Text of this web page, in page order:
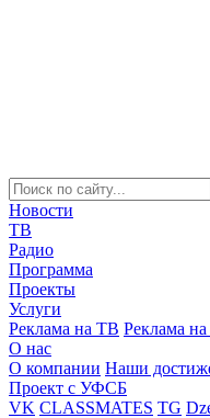
Новости
ТВ
Радио
Программа
Проекты
Услуги
Реклама на ТВ Реклама
О нас
О компании Наши
Проект с УФСБ
VK CLASSMATES TG